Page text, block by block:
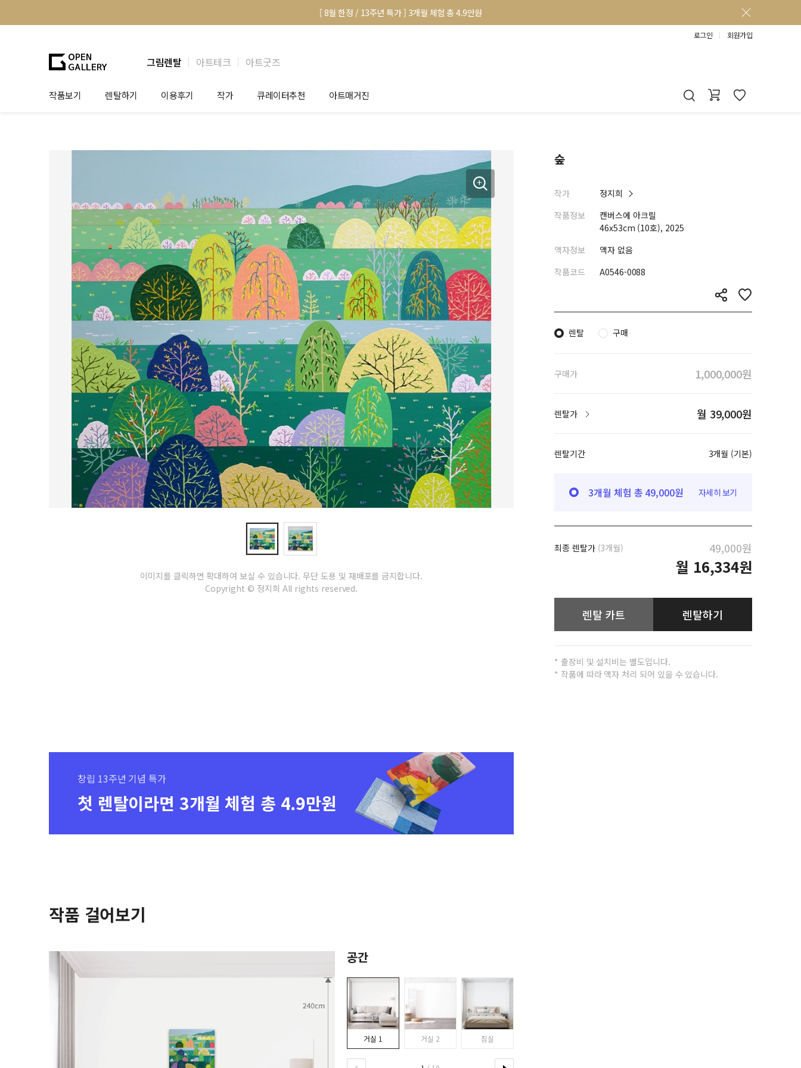
[ 8월 한정 / 13주년 특가 ] 3개월 체험 총 4.9만원
로그인 회원가입
그림렌탈 아트테크 아트굿즈
작품보기 렌탈하기
법인상담
이용후기
법인 고객
작가
작가공모
큐레이터추천
작품선택 Tip
아트매거진
미술 이야기
이미지를 클릭하면 확대하여 보실 수 있습니다. 무단 도용 및 재배포를 금지합니다.
Copyright © 정지희 All rights reserved.
숲
작가
정지희
작품정보
캔버스에 아크릴
46x53cm (10호), 2025
액자정보
액자 없음
작품코드
A0546-0088
렌탈 구매
구매가 1,000,000원
렌탈가 월 39,000원
렌탈기간 3개월 (기본)
3개월 체험 총 49,000원 자세히 보기
최종 렌탈가(3개월) 49,000원
월 16,334원
렌탈 카트 렌탈하기
* 출장비 및 설치비는 별도입니다.
* 작품에 따라 액자 처리 되어 있을 수 있습니다.
창립 13주년 기념 특가
첫 렌탈이라면 3개월 체험 총 4.9만원
작품 걸어보기
공간
거실 1 거실 2 침실